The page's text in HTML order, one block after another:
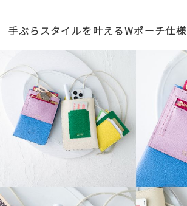
手ぶらスタイルを叶えるWポーチ仕様